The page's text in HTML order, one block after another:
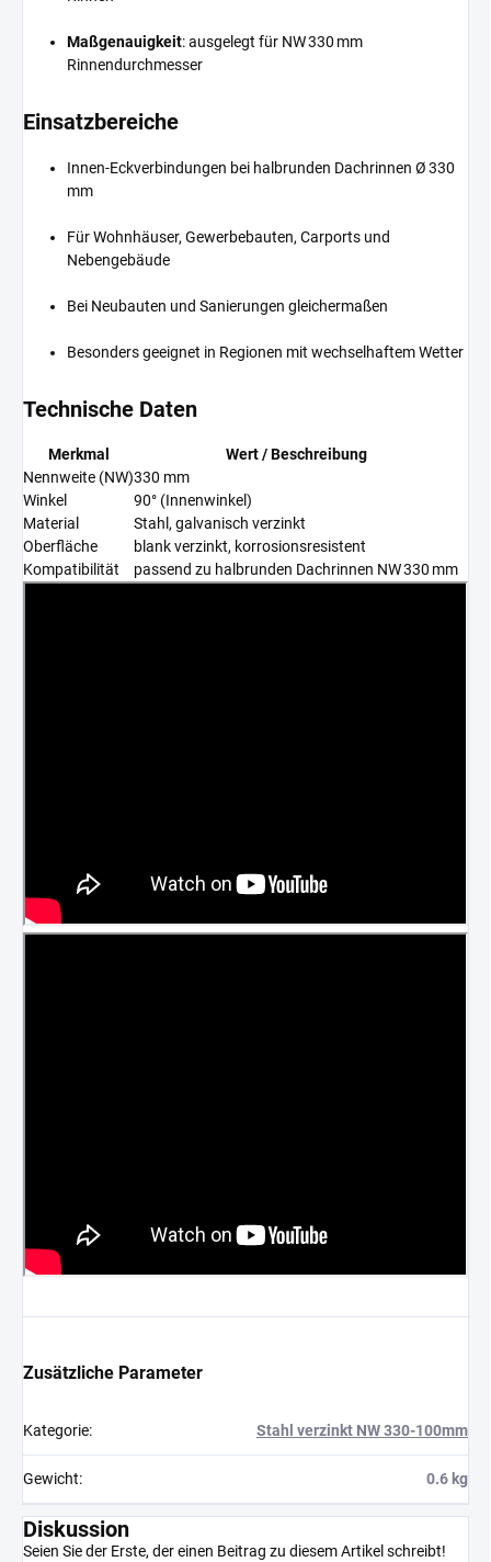
Maßgenauigkeit: ausgelegt für NW 330 mm
Rinnendurchmesser
Einsatzbereiche
Innen-Eckverbindungen bei halbrunden Dachrinnen Ø 330
mm
Für Wohnhäuser, Gewerbebauten, Carports und
Nebengebäude
Bei Neubauten und Sanierungen gleichermaßen
Besonders geeignet in Regionen mit wechselhaftem Wetter
Technische Daten
Merkmal
Wert / Beschreibung
Nennweite (NW)330 mm
Winkel
90° (Innenwinkel)
Material
Stahl, galvanisch verzinkt
Oberfläche
blank verzinkt, korrosionsresistent
Kompatibilität
passend zu halbrunden Dachrinnen NW 330 mm
Zusätzliche Parameter
Kategorie: Stahl verzinkt NW 330-100mm
Gewicht: 0.6 kg
Diskussion
Seien Sie der Erste, der einen Beitrag zu diesem Artikel schreibt!